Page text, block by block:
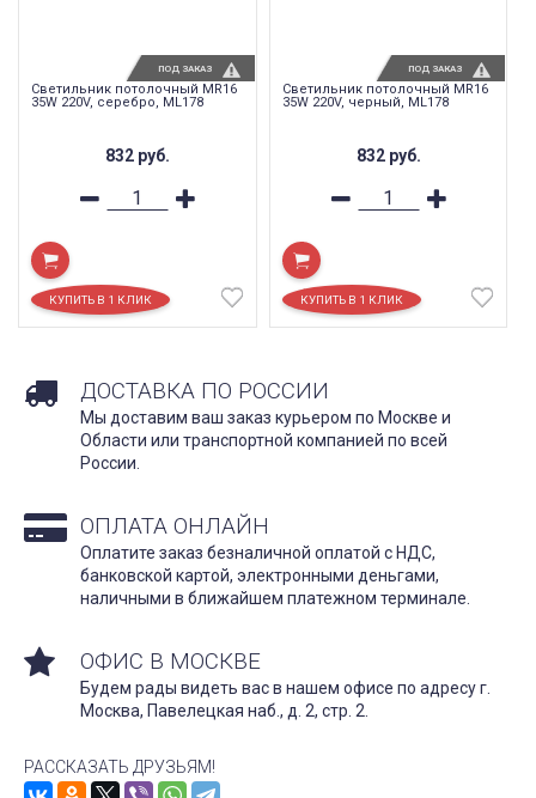
Светильник потолочный MR16
35W 220V, серебро, ML178
832 руб.
ПОД ЗАКАЗ
Светильник потолочный MR16
35W 220V, черный, ML178
832 руб.
ПОД ЗАКАЗ
ДОСТАВКА ПО РОССИИ
Мы доставим ваш заказ курьером по Москве и
Области или транспортной компанией по всей
России.
ОПЛАТА ОНЛАЙН
Оплатите заказ безналичной оплатой с НДС,
банковской картой, электронными деньгами,
наличными в ближайшем платежном терминале.
ОФИС В МОСКВЕ
Будем рады видеть вас в нашем офисе по адресу г.
Москва, Павелецкая наб., д. 2, стр. 2.
РАССКАЗАТЬ ДРУЗЬЯМ!